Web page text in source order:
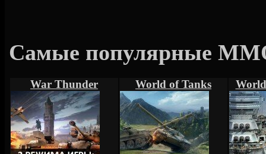
Самые популярные
War Thunder World of Tanks